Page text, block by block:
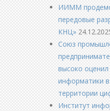
ИИММ
передовые
КНЦ»
Союз
высоко
информатики в
территории
Институт